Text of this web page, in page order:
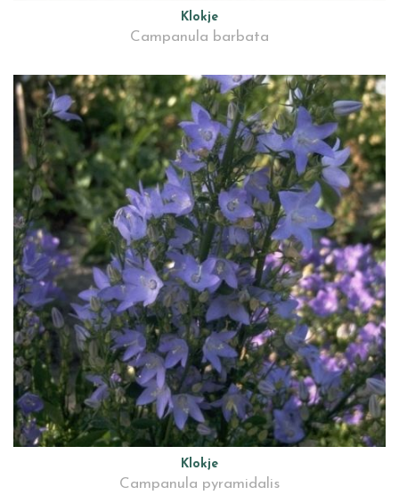
Klokje
Campanula barbata
Klokje
Campanula pyramidalis